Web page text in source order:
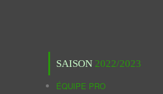
SAISON 2022/2023
ÉQUIPE PRO